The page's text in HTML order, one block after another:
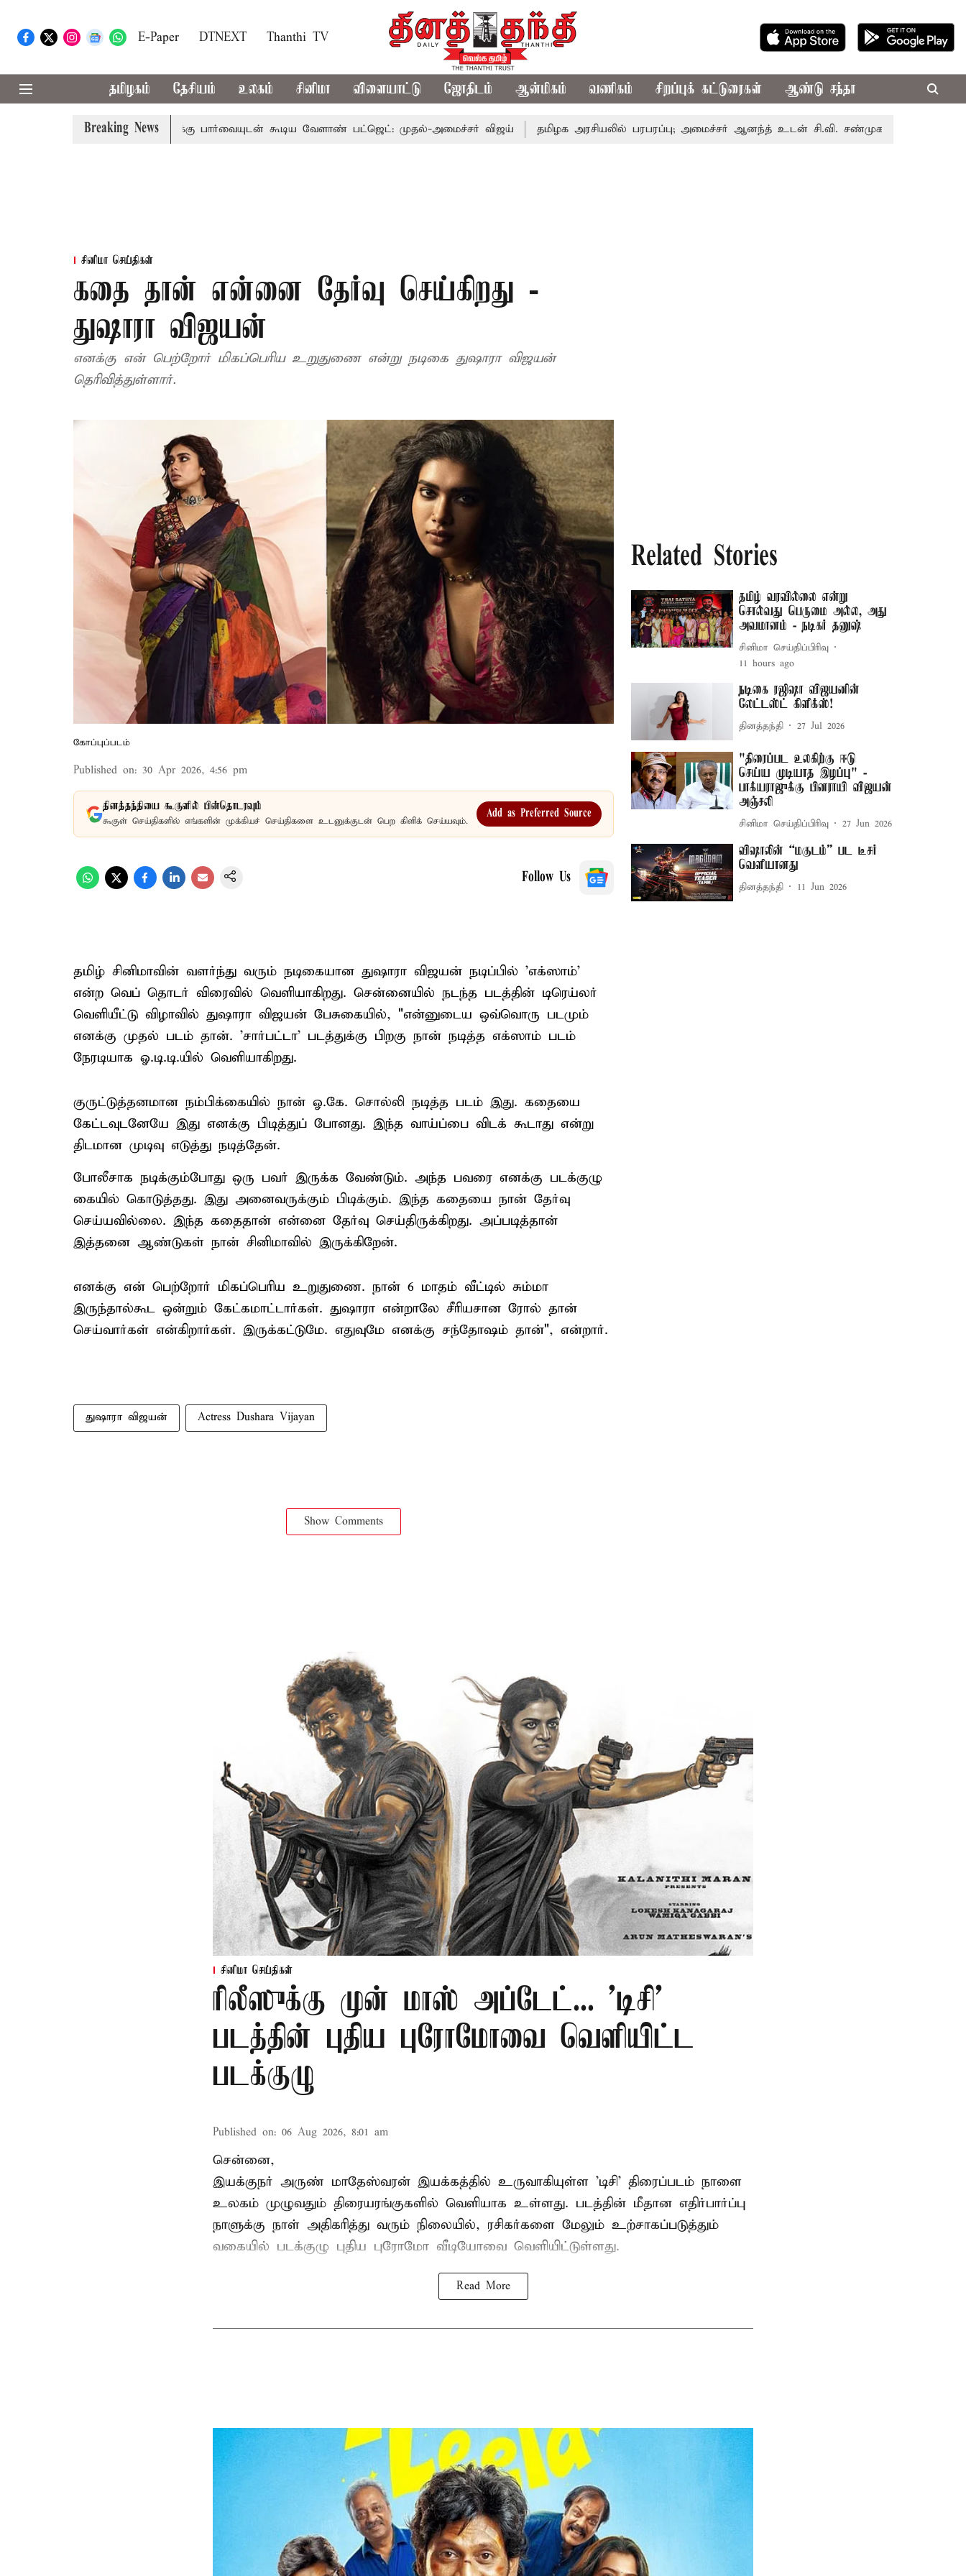
E-Paper DTNEXT Thanthi TV
தமிழகம் தேசியம் உலகம் சினிமா விளையாட்டு ஜோதிடம் ஆன்மிகம் வணிகம் சிறப்புக் கட்டுரைகள் ஆண்டு சந்தா
Breaking News
தொலைநோக்கு பார்வையுடன் கூடிய வேளாண் பட்ஜெட்: முதல்-அமைச்சர் விஜய் தமிழக அரசியலில் பரபரப்பு; அமைச்சர் ஆனந்த் உடன் சி.வி. சண்முகம், வேலுமணி சந்திப்பு
சினிமா செய்திகள்
கதை தான் என்னை தேர்வு செய்கிறது -
துஷாரா விஜயன்
எனக்கு என் பெற்றோர் மிகப்பெரிய உறுதுணை என்று நடிகை துஷாரா விஜயன்
தெரிவித்துள்ளார்.
கோப்புப்படம்
Published on: 30 Apr 2026, 4:56 pm
தினத்தந்தியை கூகுளில் பின்தொடரவும்
கூகுள் செய்திகளில் எங்களின் முக்கியச் செய்திகளை உடனுக்குடன் பெற கிளிக் செய்யவும்.
Add as Preferred Source
Follow Us
தமிழ் சினிமாவின் வளர்ந்து வரும் நடிகையான துஷாரா விஜயன் நடிப்பில் 'எக்ஸாம்'
என்ற வெப் தொடர் விரைவில் வெளியாகிறது. சென்னையில் நடந்த படத்தின் டிரெய்லர்
வெளியீட்டு விழாவில் துஷாரா விஜயன் பேசுகையில், "என்னுடைய ஒவ்வொரு படமும்
எனக்கு முதல் படம் தான். 'சார்பட்டா' படத்துக்கு பிறகு நான் நடித்த எக்ஸாம் படம்
நேரடியாக ஓ.டி.டி.யில் வெளியாகிறது.
குருட்டுத்தனமான நம்பிக்கையில் நான் ஓ.கே. சொல்லி நடித்த படம் இது. கதையை
கேட்டவுடனேயே இது எனக்கு பிடித்துப் போனது. இந்த வாய்ப்பை விடக் கூடாது என்று
திடமான முடிவு எடுத்து நடித்தேன்.
போலீசாக நடிக்கும்போது ஒரு பவர் இருக்க வேண்டும். அந்த பவரை எனக்கு படக்குழு
கையில் கொடுத்தது. இது அனைவருக்கும் பிடிக்கும். இந்த கதையை நான் தேர்வு
செய்யவில்லை. இந்த கதைதான் என்னை தேர்வு செய்திருக்கிறது. அப்படித்தான்
இத்தனை ஆண்டுகள் நான் சினிமாவில் இருக்கிறேன்.
எனக்கு என் பெற்றோர் மிகப்பெரிய உறுதுணை. நான் 6 மாதம் வீட்டில் சும்மா
இருந்தால்கூட ஒன்றும் கேட்கமாட்டார்கள். துஷாரா என்றாலே சீரியசான ரோல் தான்
செய்வார்கள் என்கிறார்கள். இருக்கட்டுமே. எதுவுமே எனக்கு சந்தோஷம் தான்", என்றார்.
துஷாரா விஜயன் Actress Dushara Vijayan
Show Comments
Related Stories
தமிழ் வரவில்லை என்று
சொல்வது பெருமை அல்ல, அது
அவமானம் - நடிகர் தனுஷ்
சினிமா செய்திப்பிரிவு
11 hours ago
நடிகை ரஜிஷா விஜயனின்
லேட்டஸ்ட் கிளிக்ஸ்!
தினத்தந்தி 27 Jul 2026
"திரைப்பட உலகிற்கு ஈடு
செய்ய முடியாத இழப்பு" -
பாக்யராஜுக்கு பினராயி விஜயன்
அஞ்சலி
சினிமா செய்திப்பிரிவு 27 Jun 2026
விஷாலின் “மகுடம்” பட டீசர்
வெளியானது
தினத்தந்தி 11 Jun 2026
சினிமா செய்திகள்
ரிலீஸுக்கு முன் மாஸ் அப்டேட்... 'டிசி'
படத்தின் புதிய புரோமோவை வெளியிட்ட
படக்குழு
Published on: 06 Aug 2026, 8:01 am
சென்னை,
இயக்குநர் அருண் மாதேஸ்வரன் இயக்கத்தில் உருவாகியுள்ள 'டிசி' திரைப்படம் நாளை
உலகம் முழுவதும் திரையரங்குகளில் வெளியாக உள்ளது. படத்தின் மீதான எதிர்பார்ப்பு
நாளுக்கு நாள் அதிகரித்து வரும் நிலையில், ரசிகர்களை மேலும் உற்சாகப்படுத்தும்
வகையில் படக்குழு புதிய புரோமோ வீடியோவை வெளியிட்டுள்ளது.
Read More